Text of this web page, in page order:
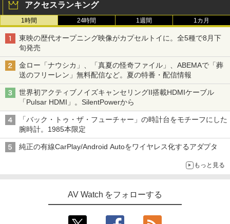
アクセスランキング
1時間 24時間 1週間 1カ月
東映の歴代オープニング映像がカプセルトイに。全5種で8月下
旬発売
金ロー「ナウシカ」、「真夏の怪奇ファイル」、ABEMAで「葬
送のフリーレン」無料配信など。夏の特番・配信情報
世界初アクティブノイズキャンセリングII搭載HDMIケーブル
「Pulsar HDMI」。SilentPowerから
「バック・トゥ・ザ・フューチャー」の時計台をモチーフにした
腕時計。1985本限定
純正の有線CarPlay/Android Autoをワイヤレス化するアダプタ
もっと見る
AV Watch をフォローする